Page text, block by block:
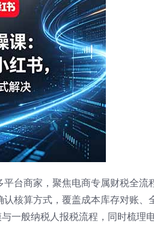
台商家，聚焦电商专属财税全流
核算方式，覆盖成本库存对账、
一般纳税人报税流程，同时梳理